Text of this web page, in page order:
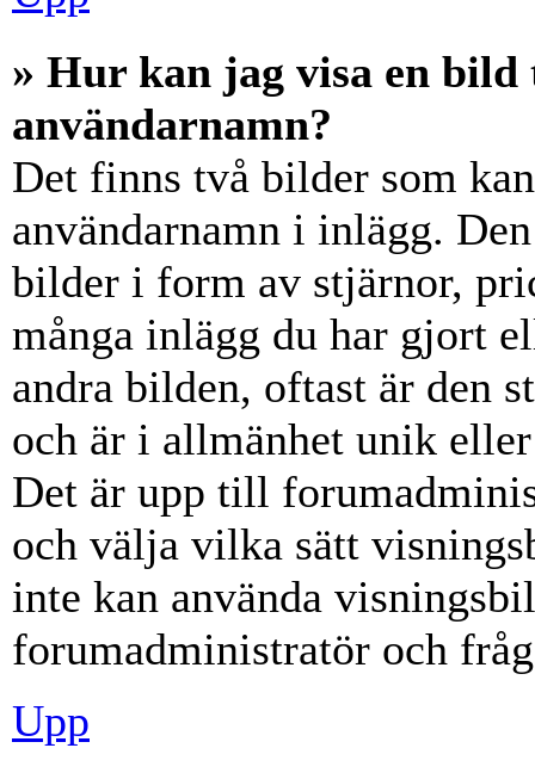
» Hur kan jag visa en
användarnamn?
Det finns två bilder som
användarnamn i inlägg.
bilder i form av stjärnor,
många inlägg du har gjort
andra bilden, oftast är den
och är i allmänhet unik
Det är upp till
och välja vilka sätt
inte kan använda
forumadministratör och
Upp